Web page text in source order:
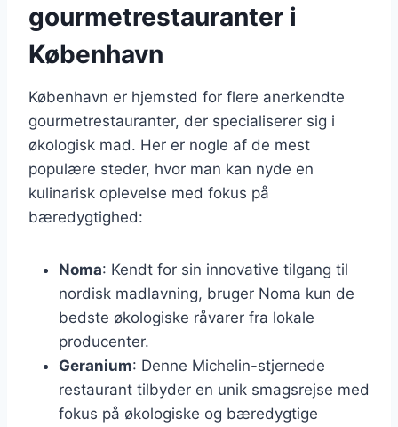
gourmetrestauranter i
København
København er hjemsted for flere anerkendte
gourmetrestauranter, der specialiserer sig i
økologisk mad. Her er nogle af de mest
populære steder, hvor man kan nyde en
kulinarisk oplevelse med fokus på
bæredygtighed:
Noma: Kendt for sin innovative tilgang til
nordisk madlavning, bruger Noma kun de
bedste økologiske råvarer fra lokale
producenter.
Geranium: Denne Michelin-stjernede
restaurant tilbyder en unik smagsrejse med
fokus på økologiske og bæredygtige